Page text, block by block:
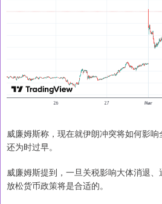
威廉姆斯称，现在就伊朗冲突将如何影
还为时过早。
威廉姆斯提到，一旦关税影响大体消退
放松货币政策将是合适的。